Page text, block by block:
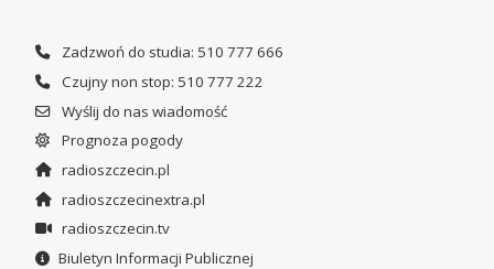
Zadzwoń do studia: 510 777 666
Czujny non stop: 510 777 222
Wyślij do nas wiadomość
Prognoza pogody
radioszczecin.pl
radioszczecinextra.pl
radioszczecin.tv
Biuletyn Informacji Publicznej